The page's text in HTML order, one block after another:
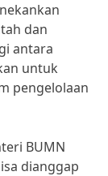
dan
antara
untuk
pengelolaan
BUMN
dianggap